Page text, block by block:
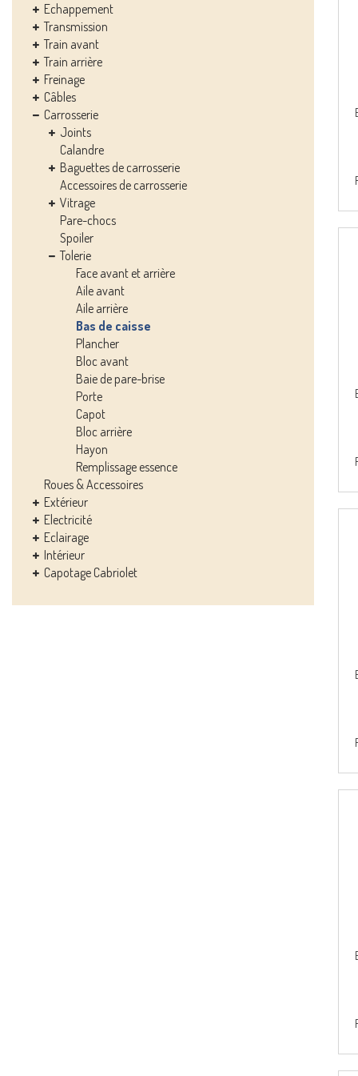
Echappement
Transmission
Train avant
Train arrière
Freinage
Câbles
Carrosserie
Joints
Calandre
Baguettes de carrosserie
Accessoires de carrosserie
Vitrage
Pare-chocs
Spoiler
Tolerie
Face avant et arrière
Aile avant
Aile arrière
Bas de caisse
Plancher
Bloc avant
Baie de pare-brise
Porte
Capot
Bloc arrière
Hayon
Remplissage essence
Roues & Accessoires
Extérieur
Electricité
Eclairage
Intérieur
Capotage Cabriolet